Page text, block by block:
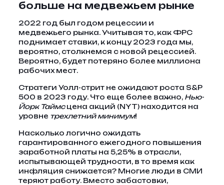
больше на медвежьем рынке
2022 год был годом рецессии и
медвежьего рынка. Учитывая то, как ФРС
поднимает ставки, к концу 2023 года мы,
вероятно, столкнемся с новой рецессией.
Вероятно, будет потеряно более миллиона
рабочих мест.
Стратеги Уолл-стрит не ожидают роста S&P
500 в 2023 году. Что еще более важно, Нью-
Йорк Таймсцена акций (NYT) находится на
уровне трехлетний минимум!
Насколько логично ожидать
гарантированного ежегодного повышения
заработной платы на 5,25% в отрасли,
испытывающей трудности, в то время как
инфляция снижается? Многие люди в СМИ
теряют работу. Вместо забастовки,